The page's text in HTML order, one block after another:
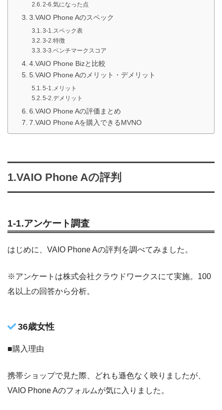
2-6.気になった点
3.VAIO Phone Aのスペック
3-1.スペック表
3-2.特徴
3-3.ベンチマークスコア
4.VAIO Phone Bizと比較
5.VAIO Phone Aのメリット・デメリット
5-1.メリット
5-2.デメリット
6.VAIO Phone Aの評価まとめ
7.VAIO Phone Aを購入できるMVNO
1.VAIO Phone Aの評判
1-1.アンケート調査
はじめに、VAIO Phone Aの評判を調べてみました。
※アンケートは株式会社クラウドワークスにて実施。100
名以上の回答から分析。
36歳女性
■購入理由
携帯ショップで見た際、どれも遜色なく映りましたが、
VAIO Phone Aのフォルムが気に入りました。